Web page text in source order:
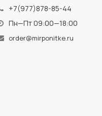
+7(977)878-85-44
Пн—Пт 09:00—18:00
order@mirponitke.ru